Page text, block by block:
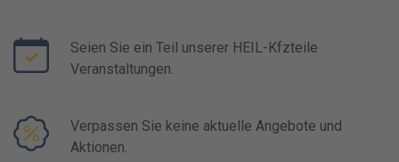
Seien Sie ein Teil unserer HEIL-Kfzteile
Veranstaltungen.
Verpassen Sie keine aktuelle Angebote und
Aktionen.